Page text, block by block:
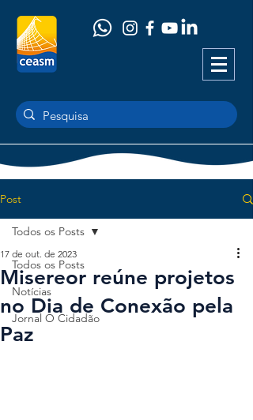
Post
Todos os Posts
Notícias
Jornal O Cidadão
Todos os Posts
Misereor reúne projetos
no Dia de Conexão pela
Paz
17 de out. de 2023